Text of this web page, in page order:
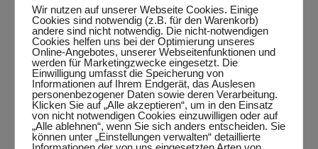
Zum Kalender hinzufügen
DETAILS
Datum:
Oktober 22, 2024
Zeit:
Wir nutzen auf unserer Webseite Cookies. Einige
Cookies sind notwendig (z.B. für den Warenkorb)
andere sind nicht notwendig. Die nicht-notwendigen
Cookies helfen uns bei der Optimierung unseres
Online-Angebotes, unserer Webseitenfunktionen und
werden für Marketingzwecke eingesetzt. Die
Einwilligung umfasst die Speicherung von
Informationen auf Ihrem Endgerät, das Auslesen
personenbezogener Daten sowie deren Verarbeitung.
Klicken Sie auf „Alle akzeptieren“, um in den Einsatz
von nicht notwendigen Cookies einzuwilligen oder auf
„Alle ablehnen“, wenn Sie sich anders entscheiden. Sie
können unter „Einstellungen verwalten“ detaillierte